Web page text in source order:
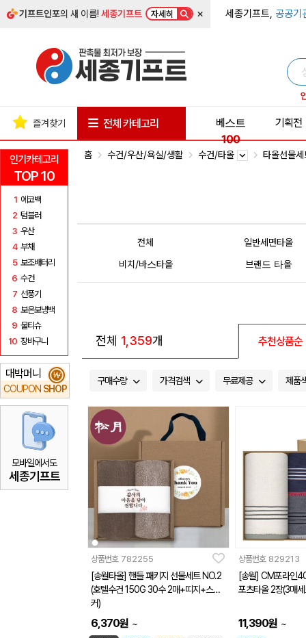
기프트인포의 새 이름!세종기프트 자세히 × 세종기프트, 공공기
인기카테고리
TOP 10
1 에코백
2 텀블러
3 우산
4 부채
5 보조배터리
6 수건
7 선풍기
8 보온보냉백
9 물티슈
10 장바구니
대박머니
COUPON SHOP
₩
모바일에서도
세종기프트
즐겨찾기 전체 카테고리
베스트
100
기획전
홈 수건/우산/욕실/생활 수건/타올 타올선물
전체
일반세면타올
비치/바스타올
브랜드 타올
전체 1,359개 추천상품순
구매수량 가격검색 무료제공 제품
상품번호 782255
[송월타올] 핸들 패키지 선물세트 NO.2
(호텔수건 150G 30수 2매+띠지+스티
커)
6,370원 ~
상품번호 829213
[송월] CM포라인
포츠타올 2장(3매세
11,390원 ~